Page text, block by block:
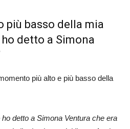
più basso della mia
detto a Simona
più alto e più basso della
detto a Simona Ventura che era